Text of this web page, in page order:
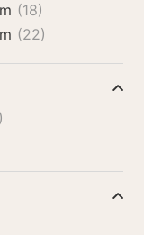
(18)
(22)